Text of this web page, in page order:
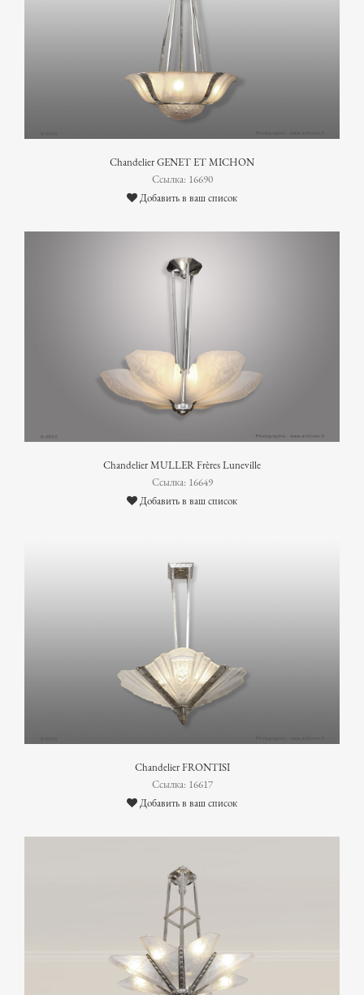
Chandelier GENET ET MICHON
Ссылка: 16690
Добавить в ваш список
Chandelier MULLER Frères Luneville
Ссылка: 16649
Добавить в ваш список
Chandelier FRONTISI
Ссылка: 16617
Добавить в ваш список